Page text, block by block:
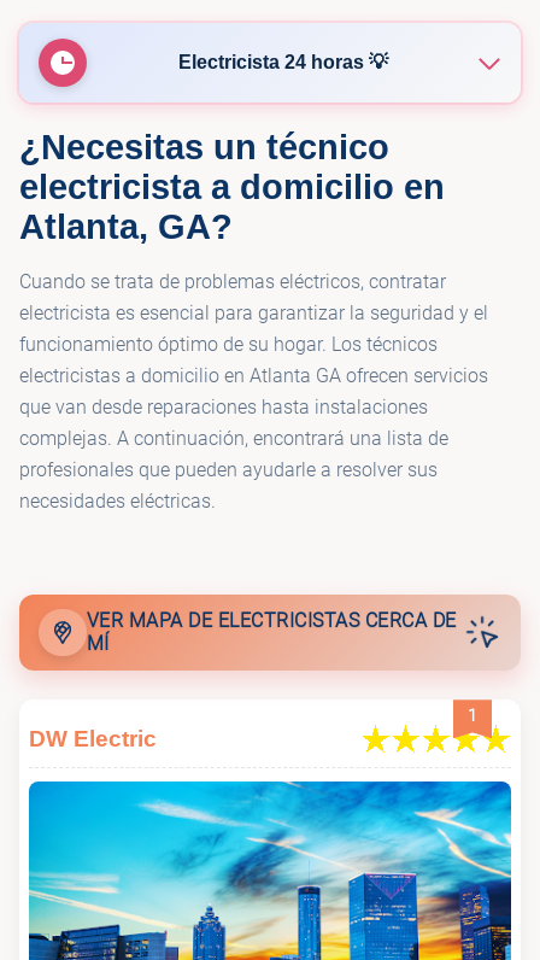
Electricista 24 horas 💡
💡 McCall Enterprises
💡 Yara Electric
💡 Aardvark Electric, Inc.
💡 Pat Murphy Electric Inc.
¿Necesitas un técnico
electricista a domicilio en
Atlanta, GA?
Cuando se trata de problemas eléctricos, contratar
electricista es esencial para garantizar la seguridad y el
funcionamiento óptimo de su hogar. Los técnicos
electricistas a domicilio en Atlanta GA ofrecen servicios
que van desde reparaciones hasta instalaciones
complejas. A continuación, encontrará una lista de
profesionales que pueden ayudarle a resolver sus
necesidades eléctricas.
VER MAPA DE ELECTRICISTAS CERCA DE
MÍ
1
DW Electric